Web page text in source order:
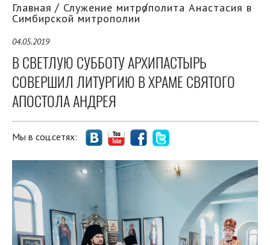
Главная Служение митрополита Анастасия в
Симбирской митрополии
04.05.2019
В СВЕТЛУЮ СУББОТУ АРХИПАСТЫРЬ
СОВЕРШИЛ ЛИТУРГИЮ В ХРАМЕ СВЯТОГО
АПОСТОЛА АНДРЕЯ
Мы в соц.сетях: